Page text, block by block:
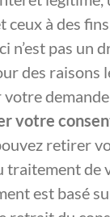
ceux à des
n’est pas un
des raisons
votre
retirer
traitement de
est basé